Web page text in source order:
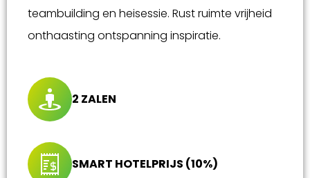
teambuilding en heisessie. Rust ruimte vrijheid
onthaasting ontspanning inspiratie.
2 ZALEN
SMART HOTELPRIJS (10%)